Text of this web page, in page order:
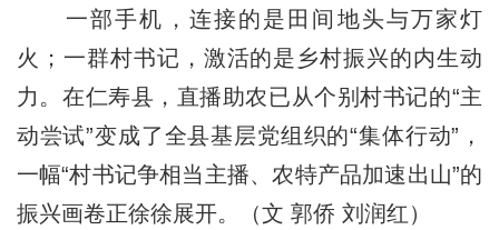
一部手机，连接的是田间地头与万家灯
火；一群村书记，激活的是乡村振兴的内生动
力。在仁寿县，直播助农已从个别村书记的“主
动尝试”变成了全县基层党组织的“集体行动”，
一幅“村书记争相当主播、农特产品加速出山”的
振兴画卷正徐徐展开。（文 郭侨 刘润红）